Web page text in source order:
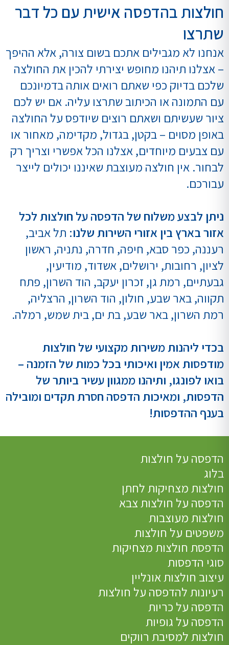
חולצות בהדפסה אישית עם כל דבר
שתרצו
אנחנו לא מגבילים אתכם בשום צורה, אלא ההיפך
– אצלנו תיהנו מחופש יצירתי להכין את החולצה
שלכם בדיוק כפי שאתם רואים אותה בדמיונכם
עם התמונה או הכיתוב שתרצו עליה. אם יש לכם
ציור שעשיתם ושאתם רוצים שיודפס על החולצה
באופן מסוים – בקטן, בגדול, מקדימה, מאחור או
עם צבעים מיוחדים, אצלנו הכל אפשרי וצריך רק
לבחור. אין חולצה מעוצבת שאיננו יכולים לייצר
עבורכם.
ניתן לבצע משלוח של הדפסה על חולצות לכל
אזור בארץ בין אזורי השירות שלנו: תל אביב,
רעננה, כפר סבא, חיפה, חדרה, נתניה, ראשון
לציון, רחובות, ירושלים, אשדוד, מודיעין,
גבעתיים, רמת גן, זכרון יעקב, הוד השרון, פתח
תקווה, באר שבע, חולון, הוד השרון, הרצליה,
רמת השרון, באר שבע, בת ים, בית שמש, רמלה.
בכדי ליהנות משירות מקצועי של חולצות
מודפסות אמין ואיכותי בכל כמות של הזמנה –
בואו לפונגו, ותיהנו ממגוון עשיר ביותר של
הדפסות, ומאיכות הדפסה חסרת תקדים ומובילה
בענף ההדפסות!
הדפסה על חולצות
בלוג
חולצות מצחיקות לחתן
הדפסה על חולצות צבא
חולצות מעוצבות
משפטים על חולצות
הדפסת חולצות מצחיקות
סוגי הדפסות
עיצוב חולצות אונליין
רעיונות להדפסה על חולצות
הדפסה על כריות
הדפסה על גופיות
חולצות למסיבת רווקים